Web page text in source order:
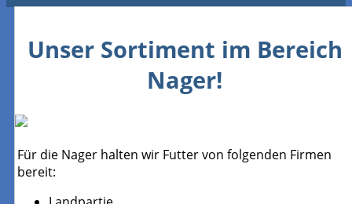
Unser Sortiment im Bereich
Nager!
Für die Nager halten wir Futter von folgenden Firmen
bereit: